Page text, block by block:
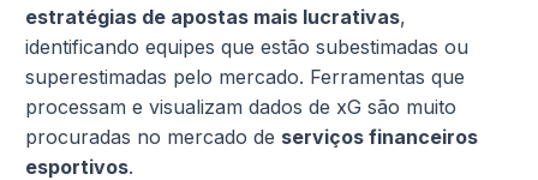
estratégias de apostas mais lucrativas,
identificando equipes que estão subestimadas ou
superestimadas pelo mercado. Ferramentas que
processam e visualizam dados de xG são muito
procuradas no mercado de serviços financeiros
esportivos.